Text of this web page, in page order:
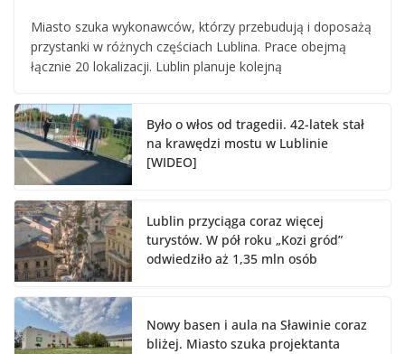
Miasto szuka wykonawców, którzy przebudują i doposażą
przystanki w różnych częściach Lublina. Prace obejmą
łącznie 20 lokalizacji. Lublin planuje kolejną
Było o włos od tragedii. 42-latek stał
na krawędzi mostu w Lublinie
[WIDEO]
Lublin przyciąga coraz więcej
turystów. W pół roku „Kozi gród”
odwiedziło aż 1,35 mln osób
Nowy basen i aula na Sławinie coraz
bliżej. Miasto szuka projektanta